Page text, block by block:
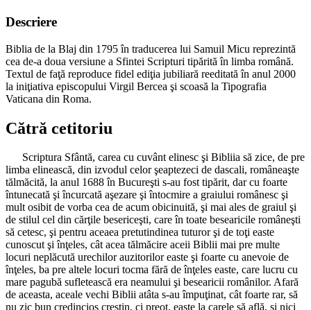
Descriere
Biblia de la Blaj din 1795 în traducerea lui Samuil Micu reprezintă
cea de-a doua versiune a Sfintei Scripturi tipărită în limba română.
Textul de faţă reproduce fidel ediţia jubiliară reeditată în anul 2000
la iniţiativa episcopului Virgil Bercea şi scoasă la Tipografia
Vaticana din Roma.
Cătră cetitoriu
Scriptura Sfântă, carea cu cuvânt elinesc şi Bibliia să zice, de pre
limba elinească, din izvodul celor şeaptezeci de dascali, româneaşte
tălmăcită, la anul 1688 în Bucureşti s-au fost tipărit, dar cu foarte
întunecată şi încurcată aşezare şi întocmire a graiului românesc şi
mult osibit de vorba cea de acum obicinuită, şi mai ales de graiul şi
de stilul cel din cărţile besericeşti, care în toate besearicile româneşti
să cetesc, şi pentru aceaea pretutindinea tuturor şi de toţi easte
cunoscut şi înţeles, cât acea tălmăcire aceii Biblii mai pre multe
locuri neplăcută urechilor auzitorilor easte şi foarte cu anevoie de
înţeles, ba pre altele locuri tocma fără de înţeles easte, care lucru cu
mare pagubă sufletească era neamului şi besearicii românilor. Afară
de aceasta, aceale vechi Biblii atâta s-au împuţinat, cât foarte rar, să
nu zic bun credincios creştin, ci preot, easte la carele să află, şi nici